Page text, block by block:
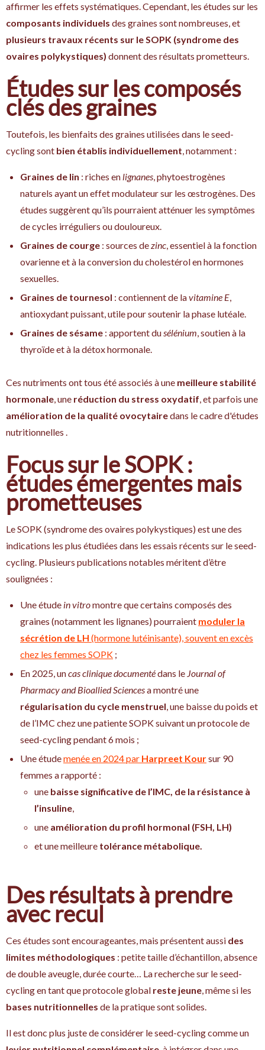
affirmer les effets systématiques. Cependant, les études sur les
composants individuels des graines sont nombreuses, et
plusieurs travaux récents sur le SOPK (syndrome des
ovaires polykystiques) donnent des résultats prometteurs.
Études sur les composés
clés des graines
Toutefois, les bienfaits des graines utilisées dans le seed-
cycling sont bien établis individuellement, notamment :
Graines de lin : riches en lignanes, phytoestrogènes
naturels ayant un effet modulateur sur les œstrogènes. Des
études suggèrent qu’ils pourraient atténuer les symptômes
de cycles irréguliers ou douloureux.
Graines de courge : sources dezinc, essentiel à la fonction
ovarienne et à la conversion du cholestérol en hormones
sexuelles.
Graines de tournesol : contiennent de lavitamine E,
antioxydant puissant, utile pour soutenir la phase lutéale.
Graines de sésame : apportent dusélénium, soutien à la
thyroïde et à la détox hormonale.
Ces nutriments ont tous été associés à une meilleure stabilité
hormonale, une réduction du stress oxydatif, et parfois une
amélioration de la qualité ovocytairedans le cadre d'études
nutritionnelles .
Focus sur le SOPK :
études émergentes mais
prometteuses
Le SOPK (syndrome des ovaires polykystiques) est une des
indications les plus étudiées dans les essais récents sur le seed-
cycling. Plusieurs publications notables méritent d’être
soulignées :
Une étude in vitromontre que certains composés des
graines (notamment les lignanes) pourraient moduler la
sécrétion de LH (hormone lutéinisante), souvent en excès
chez les femmes SOPK ;
En 2025, uncas clinique documentédans le Journal of
Pharmacy and Bioallied Sciencesa montré une
régularisation du cycle menstruel, une baisse du poids et
de l’IMC chez une patiente SOPK suivant un protocole de
seed-cycling pendant 6 mois ;
Une étudemenée en 2024 par Harpreet Koursur 90
femmes a rapporté :
une baisse significative de l’IMC, de la résistance à
l’insuline,
une amélioration du profil hormonal (FSH, LH)
et une meilleure tolérance métabolique.
Des résultats à prendre
avec recul
Ces études sont encourageantes, mais présentent aussi des
limites méthodologiques : petite taille d’échantillon, absence
de double aveugle, durée courte… La recherche sur le seed-
cycling en tant que protocole global reste jeune, même si les
bases nutritionnelles de la pratique sont solides.
Il est donc plus juste de considérer le seed-cycling comme un